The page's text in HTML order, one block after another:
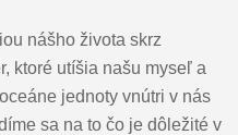
nášho života skrz
ktoré utíšia našu myseľ a
jednoty vnútri v nás
sa na to čo je dôležité v